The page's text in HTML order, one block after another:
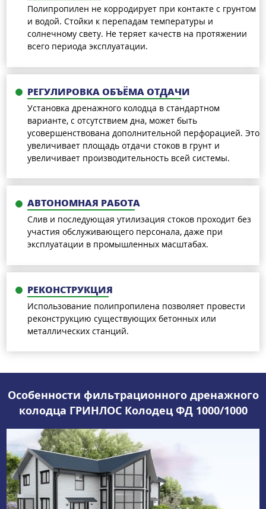
Полипропилен не корродирует при контакте с грунтом
и водой. Стойки к перепадам температуры и
солнечному свету. Не теряет качеств на протяжении
всего периода эксплуатации.
РЕГУЛИРОВКА ОБЪЁМА ОТДАЧИ
Установка дренажного колодца в стандартном
варианте, с отсутствием дна, может быть
усовершенствована дополнительной перфорацией. Это
увеличивает площадь отдачи стоков в грунт и
увеличивает производительность всей системы.
АВТОНОМНАЯ РАБОТА
Слив и последующая утилизация стоков проходит без
участия обслуживающего персонала, даже при
эксплуатации в промышленных масштабах.
РЕКОНСТРУКЦИЯ
Использование полипропилена позволяет провести
реконструкцию существующих бетонных или
металлических станций.
Особенности фильтрационного дренажного
колодца ГРИНЛОС Колодец ФД 1000/1000